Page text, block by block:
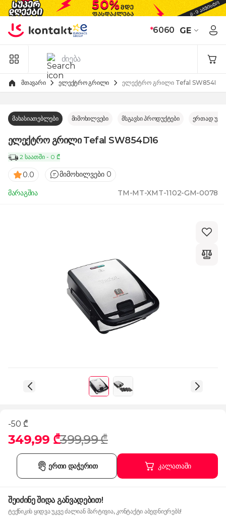
Skip to Content
*6060 GE
მთავარი ელექტრო გრილი ელექტრო გრილი Tefal SW854D16
მახასიათებლები მიმოხილვები მსგავსი პროდუქტები ერთად
ელექტრო გრილი Tefal SW854D16
2 საათში - 0 ₾
0.0 მიმოხილვები 0
მარაგშია TM-MT-XMT-1102-GM-0078
-50 ₾
349,99 ₾399,99 ₾
კალათაში
ერთი დაჭერით
შეიძინე შიდა განვადებით!
ტექნიკის ყიდვა უკვე ძალიან მარტივია, კონტაქტი აბედნიერებს!